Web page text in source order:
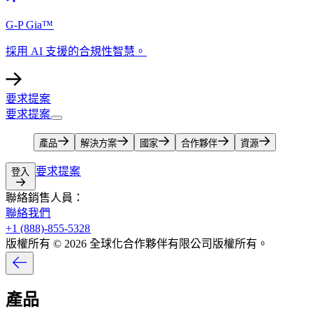
G-P Gia™​​
採用 AI 支援的合規性智慧。​​
要求提案​​
要求提案​​
產品​​ 解決方案​​ 國家​​ 合作夥伴​​ 資源​​
登入​​ 要求提案​​
聯絡銷售人員：​​
聯絡我們​​
+1 (888)-855-5328​​
版權所有 © 2026 全球化合作夥伴有限公司版權所有。​​
產品​​